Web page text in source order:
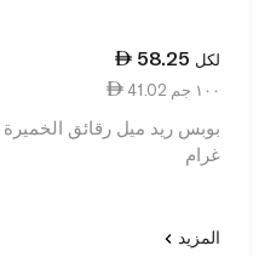
58.25 لكل
41.02 ١٠٠ جم
غرام
المزيد